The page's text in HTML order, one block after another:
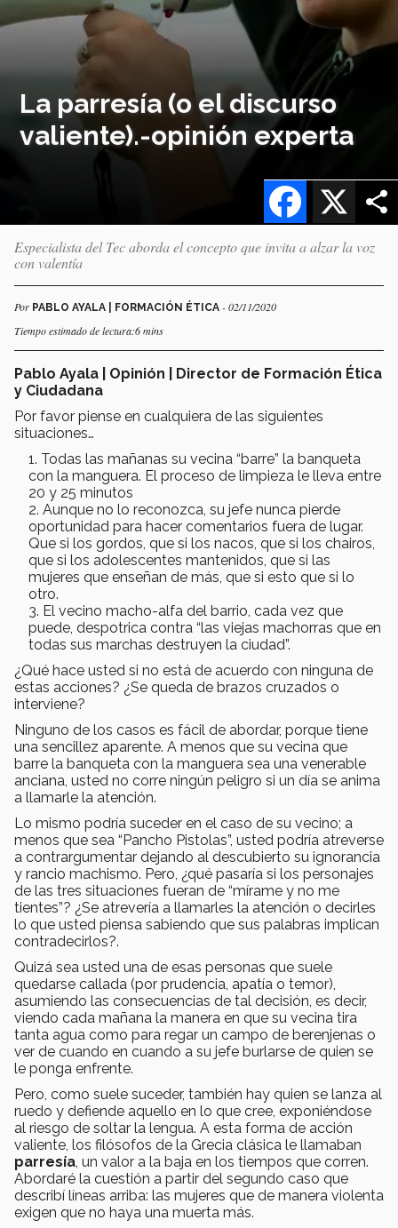
La parresía (o el discurso
valiente).-opinión experta
X
Facebook
Especialista del Tec aborda el concepto que invita a alzar la voz
con valentía
Por PABLO AYALA | FORMACIÓN ÉTICA - 02/11/2020
Tiempo estimado de lectura:6 mins
Pablo Ayala | Opinión | Director de Formación Ética
y Ciudadana
Por favor piense en cualquiera de las siguientes
situaciones…
Todas las mañanas su vecina “barre” la banqueta
con la manguera. El proceso de limpieza le lleva entre
20 y 25 minutos
Aunque no lo reconozca, su jefe nunca pierde
oportunidad para hacer comentarios fuera de lugar.
Que si los gordos, que si los nacos, que si los chairos,
que si los adolescentes mantenidos, que si las
mujeres que enseñan de más, que si esto que si lo
otro.
El vecino macho-alfa del barrio, cada vez que
puede, despotrica contra “las viejas machorras que en
todas sus marchas destruyen la ciudad”.
¿Qué hace usted si no está de acuerdo con ninguna de
estas acciones? ¿Se queda de brazos cruzados o
interviene?
Ninguno de los casos es fácil de abordar, porque tiene
una sencillez aparente. A menos que su vecina que
barre la banqueta con la manguera sea una venerable
anciana, usted no corre ningún peligro si un día se anima
a llamarle la atención.
Lo mismo podría suceder en el caso de su vecino; a
menos que sea “Pancho Pistolas”, usted podría atreverse
a contrargumentar dejando al descubierto su ignorancia
y rancio machismo. Pero, ¿qué pasaría si los personajes
de las tres situaciones fueran de “mírame y no me
tientes”? ¿Se atrevería a llamarles la atención o decirles
lo que usted piensa sabiendo que sus palabras implican
contradecirlos?.
Quizá sea usted una de esas personas que suele
quedarse callada (por prudencia, apatía o temor),
asumiendo las consecuencias de tal decisión, es decir,
viendo cada mañana la manera en que su vecina tira
tanta agua como para regar un campo de berenjenas o
ver de cuando en cuando a su jefe burlarse de quien se
le ponga enfrente.
Pero, como suele suceder, también hay quien se lanza al
ruedo y defiende aquello en lo que cree, exponiéndose
al riesgo de soltar la lengua. A esta forma de acción
valiente, los filósofos de la Grecia clásica le llamaban
parresía , un valor a la baja en los tiempos que corren.
Abordaré la cuestión a partir del segundo caso que
describí líneas arriba: las mujeres que de manera violenta
exigen que no haya una muerta más.